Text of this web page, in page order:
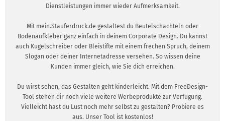
Dienstleistungen immer wieder Aufmerksamkeit.
Mit mein.Stauferdruck.de gestaltest du Beutelschachteln oder
Bodenaufkleber ganz einfach in deinem Corporate Design. Du kannst
auch Kugelschreiber oder Bleistifte mit einem frechen Spruch, deinem
Slogan oder deiner Internetadresse versehen. So wissen deine
Kunden immer gleich, wie Sie dich erreichen.
Du wirst sehen, das Gestalten geht kinderleicht. Mit dem FreeDesign-
Tool stehen dir noch viele weitere Werbeprodukte zur Verfügung.
Vielleicht hast du Lust noch mehr selbst zu gestalten? Probiere es
aus. Unser Tool ist kostenlos!